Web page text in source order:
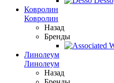
Ковролин
Ковролин
Назад
Бренды
Линолеум
Линолеум
Назад